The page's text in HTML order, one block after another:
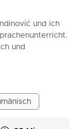
und ich
und
und
bis zu
in Präsenz.
Bedürfnisse der